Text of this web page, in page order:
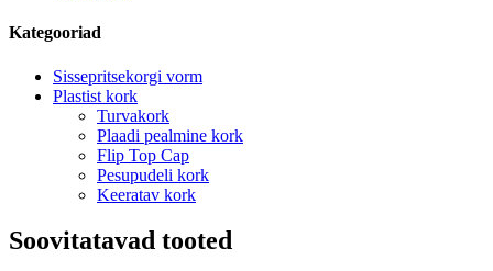
Kategooriad
Sissepritsekorgi vorm
Plastist kork
Turvakork
Plaadi pealmine kork
Flip Top Cap
Pesupudeli kork
Keeratav kork
Soovitatavad tooted